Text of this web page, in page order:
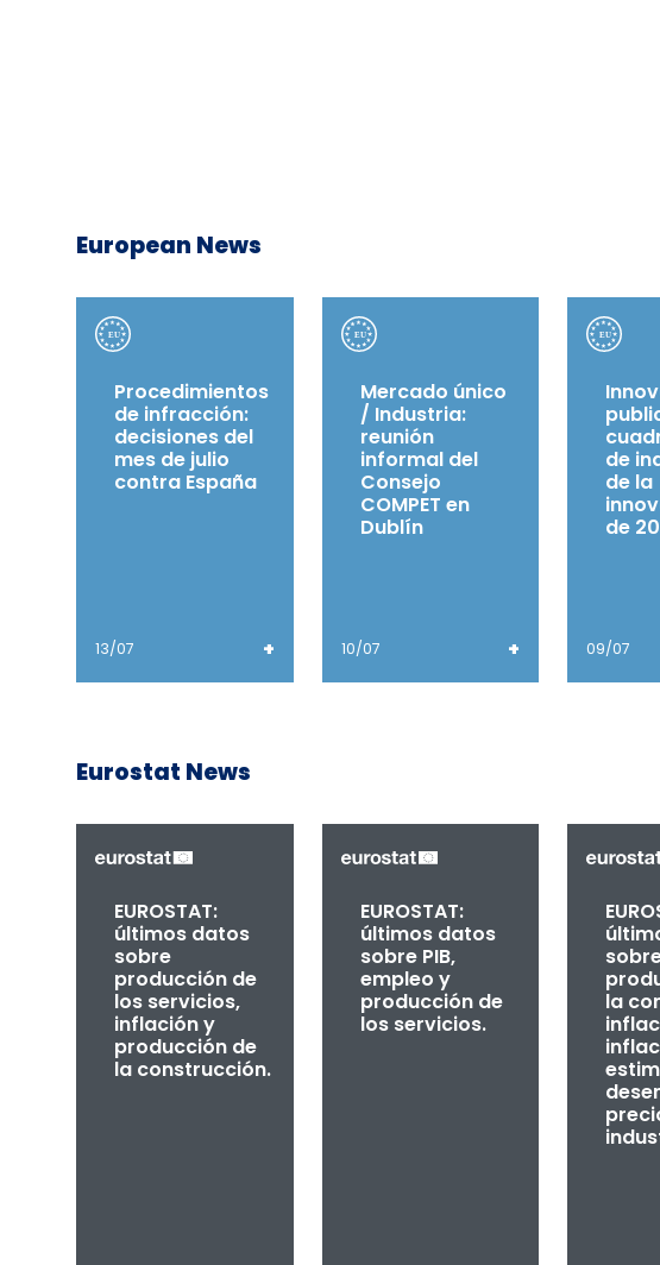
European News
Procedimientos
de infracción:
decisiones del
mes de julio
contra España
13/07 +
Mercado único
/ Industria:
reunión
informal del
Consejo
COMPET en
Dublín
10/07 +
de
de la
de
09/07
Eurostat News
EUROSTAT:
últimos datos
sobre
producción de
los servicios,
inflación y
producción de
la construcción.
EUROSTAT:
últimos datos
sobre PIB,
empleo y
producción de
los servicios.
la